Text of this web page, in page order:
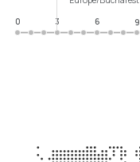
0
3 6 9